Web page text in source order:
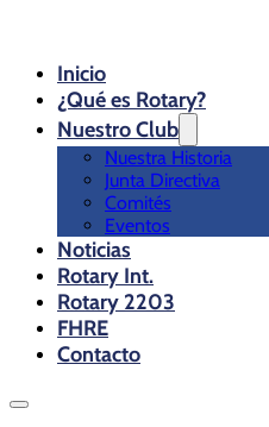
Inicio
¿Qué es Rotary?
Nuestro Club
Nuestra Historia
Junta Directiva
Comités
Eventos
Noticias
Rotary Int.
Rotary 2203
FHRE
Contacto